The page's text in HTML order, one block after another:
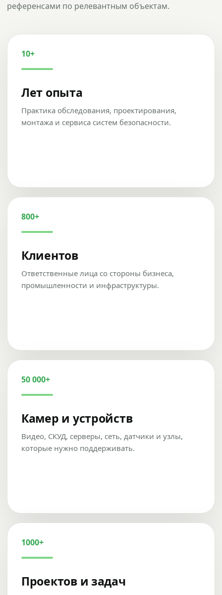
референсами по релевантным объектам.
10+
Лет опыта
Практика обследования, проектирования,
монтажа и сервиса систем безопасности.
800+
Клиентов
Ответственные лица со стороны бизнеса,
промышленности и инфраструктуры.
50 000+
Камер и устройств
Видео, СКУД, серверы, сеть, датчики и узлы,
которые нужно поддерживать.
1000+
Проектов и задач